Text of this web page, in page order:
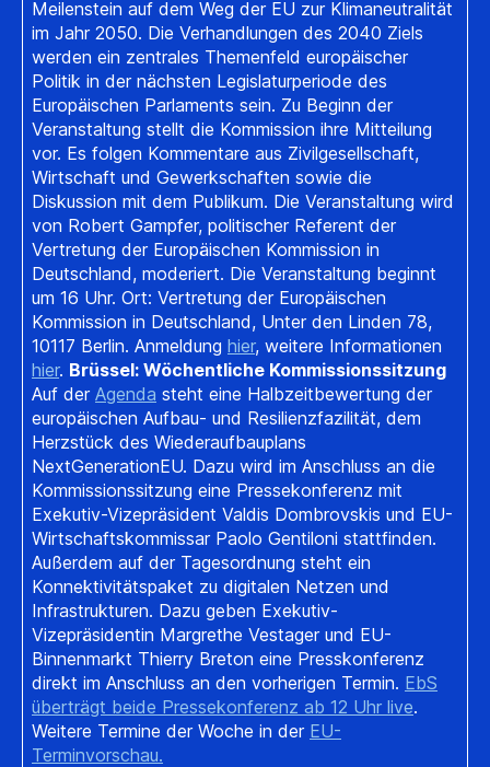
Meilenstein auf dem Weg der EU zur Klimaneutralität
im Jahr 2050. Die Verhandlungen des 2040 Ziels
werden ein zentrales Themenfeld europäischer
Politik in der nächsten Legislaturperiode des
Europäischen Parlaments sein. Zu Beginn der
Veranstaltung stellt die Kommission ihre Mitteilung
vor. Es folgen Kommentare aus Zivilgesellschaft,
Wirtschaft und Gewerkschaften sowie die
Diskussion mit dem Publikum. Die Veranstaltung wird
von Robert Gampfer, politischer Referent der
Vertretung der Europäischen Kommission in
Deutschland, moderiert. Die Veranstaltung beginnt
um 16 Uhr. Ort: Vertretung der Europäischen
Kommission in Deutschland, Unter den Linden 78,
10117 Berlin. Anmeldung hier, weitere Informationen
hier. Brüssel: Wöchentliche Kommissionssitzung
Auf der Agenda steht eine Halbzeitbewertung der
europäischen Aufbau- und Resilienzfazilität, dem
Herzstück des Wiederaufbauplans
NextGenerationEU. Dazu wird im Anschluss an die
Kommissionssitzung eine Pressekonferenz mit
Exekutiv-Vizepräsident Valdis Dombrovskis und EU-
Wirtschaftskommissar Paolo Gentiloni stattfinden.
Außerdem auf der Tagesordnung steht ein
Konnektivitätspaket zu digitalen Netzen und
Infrastrukturen. Dazu geben Exekutiv-
Vizepräsidentin Margrethe Vestager und EU-
Binnenmarkt Thierry Breton eine Presskonferenz
direkt im Anschluss an den vorherigen Termin. EbS
überträgt beide Pressekonferenz ab 12 Uhr live.
Weitere Termine der Woche in der EU-
Terminvorschau.